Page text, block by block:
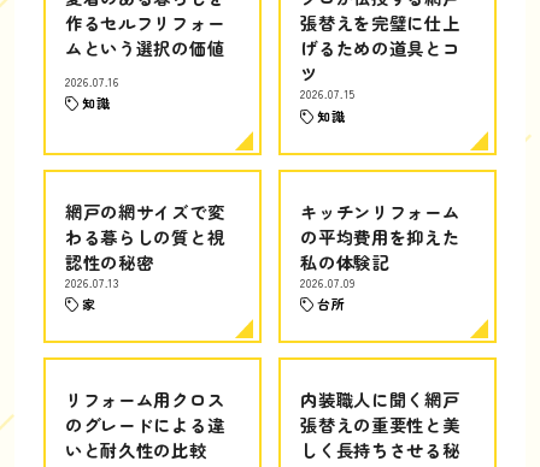
作るセルフリフォー
ムという選択の価値
2026.07.16
知識
張替えを完璧に仕上
げるための道具とコ
ツ
2026.07.15
知識
網戸の網サイズで変
わる暮らしの質と視
認性の秘密
2026.07.13
家
キッチンリフォーム
の平均費用を抑えた
私の体験記
2026.07.09
台所
リフォーム用クロス
のグレードによる違
いと耐久性の比較
内装職人に聞く網戸
張替えの重要性と美
しく長持ちさせる秘